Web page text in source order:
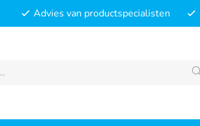
Advies van productspecialisten